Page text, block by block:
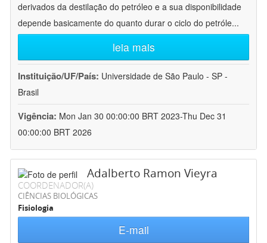
derivados da destilação do petróleo e a sua disponibilidade
depende basicamente do quanto durar o ciclo do petróle...
leia mais
Instituição/UF/País: Universidade de São Paulo - SP -
Brasil
Vigência: Mon Jan 30 00:00:00 BRT 2023-Thu Dec 31
00:00:00 BRT 2026
Adalberto Ramon Vieyra
COORDENADOR(A)
CIÊNCIAS BIOLÓGICAS
Fisiologia
E-mail